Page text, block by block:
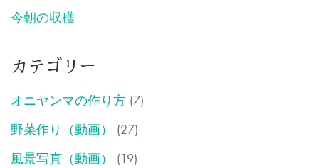
今朝の収穫
カテゴリー
オニヤンマの作り方 (7)
野菜作り（動画）
(27)
風景写真（動画）
(19)